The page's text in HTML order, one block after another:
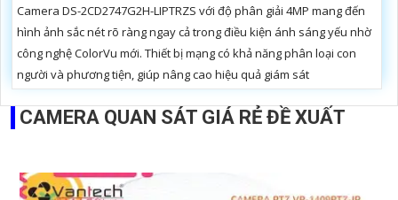
Camera DS-2CD2747G2H-LIPTRZS với độ phân giải 4MP mang đến
hình ảnh sắc nét rõ ràng ngay cả trong điều kiện ánh sáng yếu nhờ
công nghệ ColorVu mới. Thiết bị mạng có khả năng phân loại con
người và phương tiện, giúp nâng cao hiệu quả giám sát
CAMERA QUAN SÁT GIÁ RẺ ĐỀ XUẤT